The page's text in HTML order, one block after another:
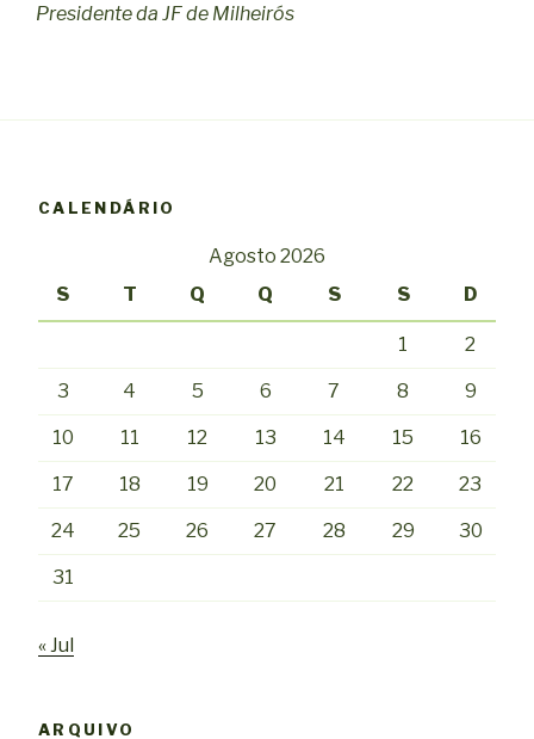
Presidente da JF de Milheirós
CALENDÁRIO
Agosto 2026
S
T Q Q S S D
1 2
3 4 5 6 7 8 9
10 11 12 13 14 15 16
17 18 19 20 21 22 23
24 25 26 27 28 29 30
31
« Jul
ARQUIVO